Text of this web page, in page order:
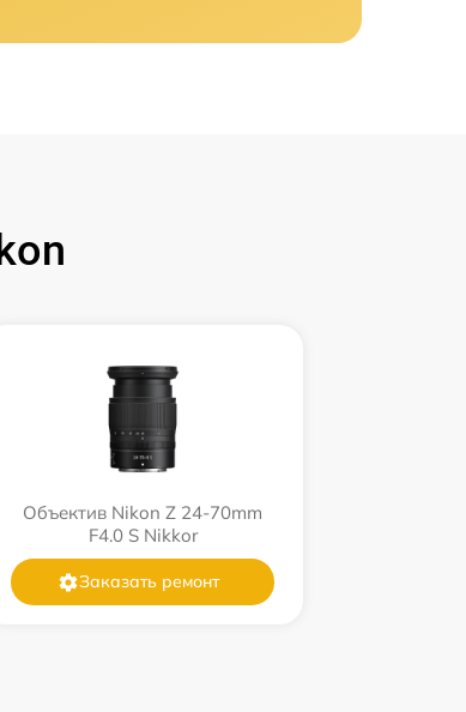
Объектив Nikon Z 24-70mm
F4.0 S Nikkor
Заказать ремонт